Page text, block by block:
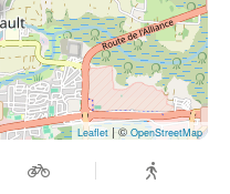
Leaflet| ©OpenStreetMap